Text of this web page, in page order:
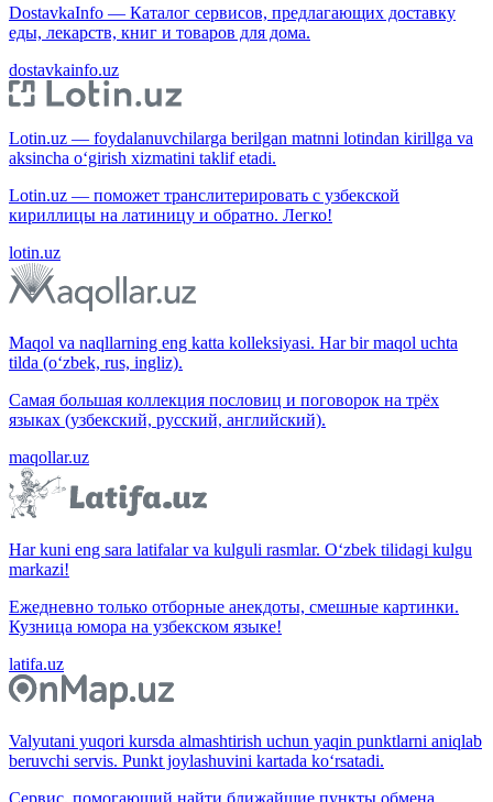
DostavkaInfo — Каталог сервисов, предлагающих доставку
еды, лекарств, книг и товаров для дома.
dostavkainfo.uz
Lotin.uz — foydalanuvchilarga berilgan matnni lotindan kirillga va
aksincha o‘girish xizmatini taklif etadi.
Lotin.uz — поможет транслитерировать с узбекской
кириллицы на латиницу и обратно. Легко!
lotin.uz
Maqol va naqllarning eng katta kolleksiyasi. Har bir maqol uchta
tilda (o‘zbek, rus, ingliz).
Самая большая коллекция пословиц и поговорок на трёх
языках (узбекский, русский, английский).
maqollar.uz
Har kuni eng sara latifalar va kulguli rasmlar. O‘zbek tilidagi kulgu
markazi!
Ежедневно только отборные анекдоты, смешные картинки.
Кузница юмора на узбекском языке!
latifa.uz
Valyutani yuqori kursda almashtirish uchun yaqin punktlarni aniqlab
beruvchi servis. Punkt joylashuvini kartada ko‘rsatadi.
Сервис, помогающий найти ближайшие пункты обмена